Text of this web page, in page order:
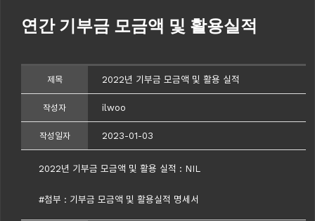
연간 기부금 모금액 및 활용실적
제목 2022년 기부금 모금액 및 활용 실적
작성자 ilwoo
작성일자 2023-01-03
2022년 기부금 모금액 및 활용 실적 : NIL
#첨부 : 기부금 모금액 및 활용실적 명세서